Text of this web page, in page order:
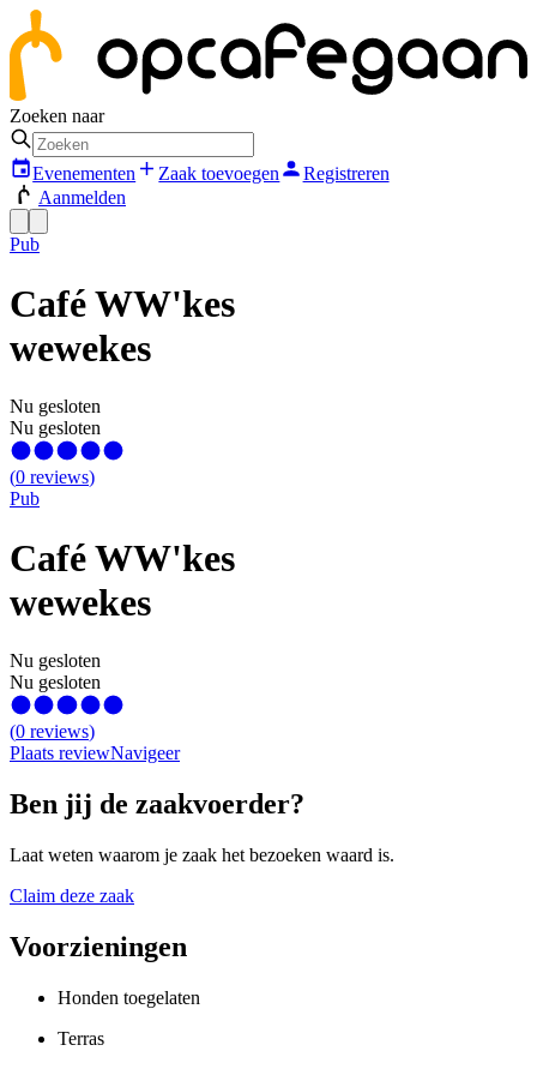
Zoeken naar
Evenementen Zaak toevoegen
Registreren
Aanmelden
Pub
Café WW'kes
wewekes
Nu gesloten
Nu gesloten
(0 reviews)
Pub
Café WW'kes
wewekes
Nu gesloten
Nu gesloten
(0 reviews)
Plaats reviewNavigeer
Ben jij de zaakvoerder?
Laat weten waarom je zaak het bezoeken waard is.
Claim deze zaak
Voorzieningen
Honden toegelaten
Terras